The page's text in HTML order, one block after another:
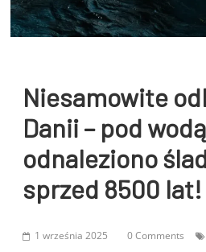
Niesamowite
Danii – pod wodą
odnaleziono
sprzed 8500 lat!
1 września 2025 0 Comments